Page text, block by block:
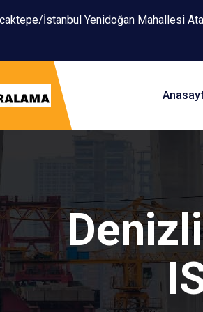
İstanbul Yenidoğan Mahallesi